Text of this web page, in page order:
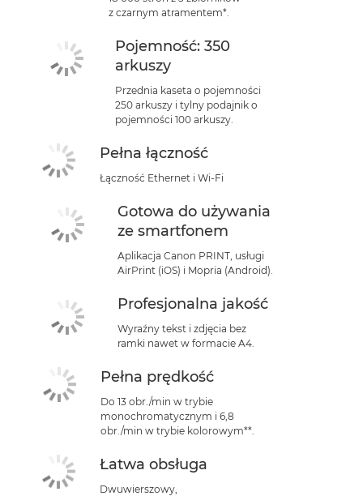
z czarnym atramentem*.
Pojemność: 350
arkuszy
Przednia kaseta o pojemności
250 arkuszy i tylny podajnik o
pojemności 100 arkuszy.
Pełna łączność
Łączność Ethernet i Wi-Fi
Gotowa do używania
ze smartfonem
Aplikacja Canon PRINT, usługi
AirPrint (iOS) i Mopria (Android).
Profesjonalna jakość
Wyraźny tekst i zdjęcia bez
ramki nawet w formacie A4.
Pełna prędkość
Do 13 obr./min w trybie
monochromatycznym i 6,8
obr./min w trybie kolorowym**.
Łatwa obsługa
Dwuwierszowy,